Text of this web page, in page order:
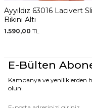
Ayyıldız 63006 Lacivert
Bikini Altı
1.590,00 TL
E-Bülten
Kampanya ve yeniliklerden
olun!